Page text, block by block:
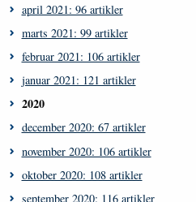
april 2021: 96 artikler
marts 2021: 99 artikler
februar 2021: 106 artikler
januar 2021: 121 artikler
2020
december 2020: 67 artikler
november 2020: 106 artikler
oktober 2020: 108 artikler
september 2020: 116 artikler